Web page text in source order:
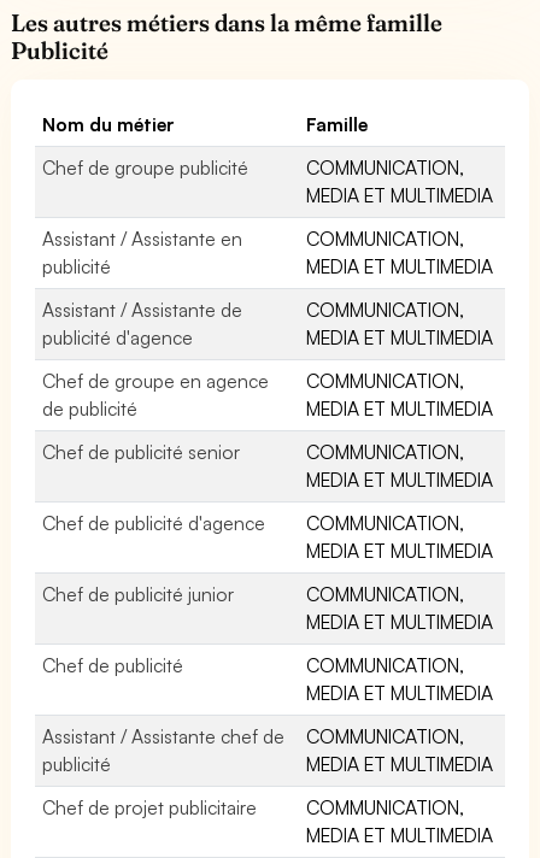
Les autres métiers dans la même famille
Publicité
Nom du métier
Famille
Chef de groupe publicité
COMMUNICATION,
MEDIA ET MULTIMEDIA
Assistant / Assistante en
publicité
COMMUNICATION,
MEDIA ET MULTIMEDIA
Assistant / Assistante de
publicité d'agence
COMMUNICATION,
MEDIA ET MULTIMEDIA
Chef de groupe en agence
de publicité
COMMUNICATION,
MEDIA ET MULTIMEDIA
Chef de publicité senior
COMMUNICATION,
MEDIA ET MULTIMEDIA
Chef de publicité d'agence
COMMUNICATION,
MEDIA ET MULTIMEDIA
Chef de publicité junior
COMMUNICATION,
MEDIA ET MULTIMEDIA
Chef de publicité
COMMUNICATION,
MEDIA ET MULTIMEDIA
Assistant / Assistante chef de
publicité
COMMUNICATION,
MEDIA ET MULTIMEDIA
Chef de projet publicitaire
COMMUNICATION,
MEDIA ET MULTIMEDIA